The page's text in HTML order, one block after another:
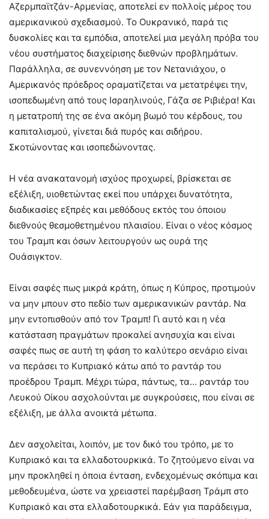
Αζερμπαϊτζάν-Αρμενίας, αποτελεί εν πολλοίς μέρος του
αμερικανικού σχεδιασμού. Το Ουκρανικό, παρά τις
δυσκολίες και τα εμπόδια, αποτελεί μια μεγάλη πρόβα του
νέου συστήματος διαχείρισης διεθνών προβλημάτων.
Παράλληλα, σε συνεννόηση με τον Νετανιάχου, ο
Αμερικανός πρόεδρος οραματίζεται να μετατρέψει την,
ισοπεδωμένη από τους Ισραηλινούς, Γάζα σε Ριβιέρα! Και
η μετατροπή της σε ένα ακόμη βωμό του κέρδους, του
καπιταλισμού, γίνεται διά πυρός και σιδήρου.
Σκοτώνοντας και ισοπεδώνοντας.
Η νέα ανακατανομή ισχύος προχωρεί, βρίσκεται σε
εξέλιξη, υιοθετώντας εκεί που υπάρχει δυνατότητα,
διαδικασίες εξπρές και μεθόδους εκτός του όποιου
διεθνούς θεσμοθετημένου πλαισίου. Είναι ο νέος κόσμος
του Τραμπ και όσων λειτουργούν ως ουρά της
Ουάσιγκτον.
Είναι σαφές πως μικρά κράτη, όπως η Κύπρος, προτιμούν
να μην μπουν στο πεδίο των αμερικανικών ραντάρ. Να
μην εντοπισθούν από τον Τραμπ! Γι αυτό και η νέα
κατάσταση πραγμάτων προκαλεί ανησυχία και είναι
σαφές πως σε αυτή τη φάση το καλύτερο σενάριο είναι
να περάσει το Κυπριακό κάτω από το ραντάρ του
προέδρου Τραμπ. Μέχρι τώρα, πάντως, τα… ραντάρ του
Λευκού Οίκου ασχολούνται με συγκρούσεις, που είναι σε
εξέλιξη, με άλλα ανοικτά μέτωπα.
Δεν ασχολείται, λοιπόν, με τον δικό του τρόπο, με το
Κυπριακό και τα ελλαδοτουρκικά. Το ζητούμενο είναι να
μην προκληθεί η όποια ένταση, ενδεχομένως σκόπιμα και
μεθοδευμένα, ώστε να χρειαστεί παρέμβαση Τράμπ στο
Κυπριακό και στα ελλαδοτουρκικά. Εάν για παράδειγμα,